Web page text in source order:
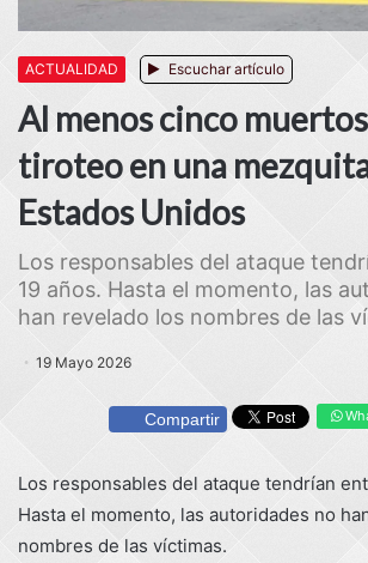
ACTUALIDAD Escuchar artículo
Al menos cinco
tiroteo en una
Estados Unidos
Los responsables del ataque
19 años. Hasta el momento, las
han revelado los nombres de las
19 Mayo 2026
Compartir
Los responsables del ataque tendrían
Hasta el momento, las autoridades no
nombres de las víctimas.